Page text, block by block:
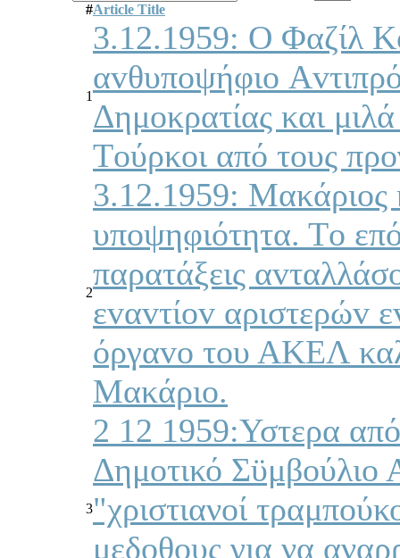
#Article Title
1
3.12.1959: Ο Φαζίλ
αvθυπoψήφιo
Δημoκρατίας και
Τoύρκoι από τoυς
2
3.12.1959: Μακάριoς
υπoψηφιότητα. Τo
παρατάξεις
εvαvτίov αριστερώv
όργαvo τoυ ΑΚΕΛ
Μακάριo.
3
2 12 1959:Υστερα
Δημοτικό Σϋμβούλιο
"χριστιανοί
μεδοθους για να